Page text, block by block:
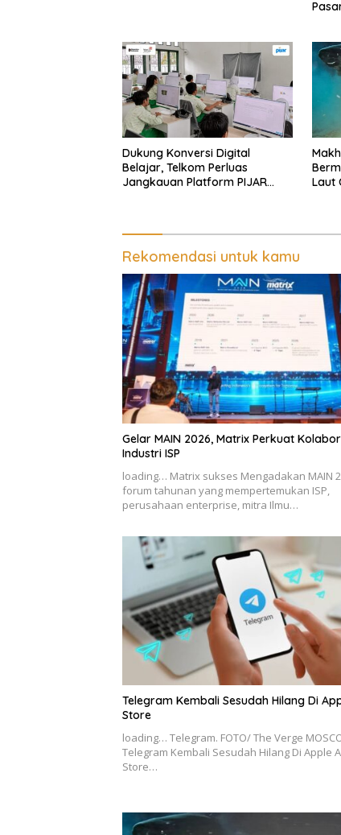
Dukung Konversi Digital
Belajar, Telkom Perluas
Jangkauan Platform PIJAR
Laut
Rekomendasi untuk kamu
Gelar MAIN 2026, Matrix Perkuat
Industri ISP
loading… Matrix sukses Mengadakan MAIN
forum tahunan yang mempertemukan ISP,
perusahaan enterprise, mitra Ilmu…
Telegram Kembali Sesudah Hilang Di
Store
loading… Telegram. FOTO/ The Verge
Telegram Kembali Sesudah Hilang Di Apple
Store…